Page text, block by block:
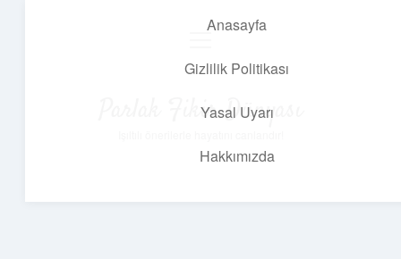
Anasayfa
Gizlilik Politikası
Yasal Uyarı
Hakkımızda
Parlak Fikir Dünyası